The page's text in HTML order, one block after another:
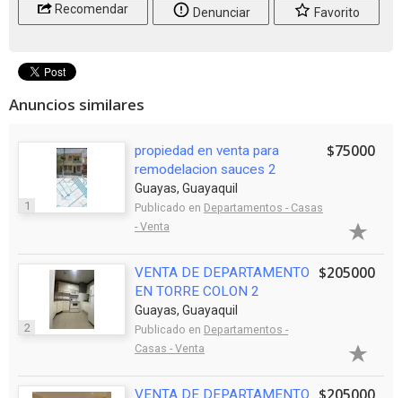
Recomendar Denunciar Favorito
Anuncios similares
1
propiedad en venta para
remodelacion sauces 2
Guayas, Guayaquil
Publicado en Departamentos - Casas
- Venta
$75000
2
VENTA DE DEPARTAMENTO
EN TORRE COLON 2
Guayas, Guayaquil
Publicado en Departamentos -
Casas - Venta
$205000
VENTA DE DEPARTAMENTO